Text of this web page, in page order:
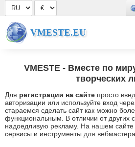
VMESTE.EU
VMESTE - Вместе по
творческих
Для регистрации на сайте просто
авторизации или используйте вход
стараемся сделать сайт как можно
функциональным. В отличии от
надоедливую рекламу. На нашем
сервисы и инструменты для вебмастера.